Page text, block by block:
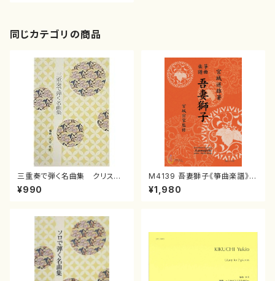
同じカテゴリの商品
三重奏で弾く名曲集 クリスマ
スメドレー( 箏2/大平光美 編
曲/楽譜）
¥990
M4139 吾妻獅子《箏曲楽譜》
（箏/宮城道雄著・宮城宗家監修/
箏曲古典楽譜）
¥1,980